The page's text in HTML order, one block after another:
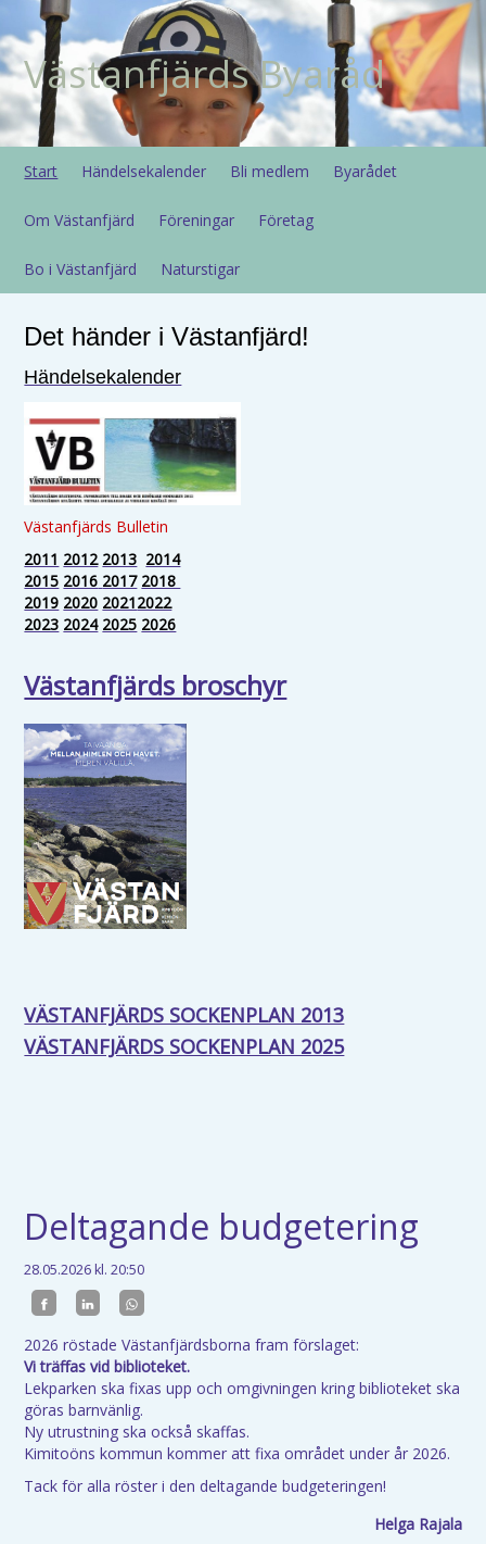
Västanfjärds Byaråd
Start Händelsekalender Bli medlem Byarådet
Om Västanfjärd Föreningar Företag
Bo i Västanfjärd Naturstigar
Det händer i Västanfjärd!
Händelsekalender
Västanfjärds Bulletin
2011 2012 2013 2014
2015 2016 2017 2018
2019 2020 20212022
2023 2024 2025 2026
Västanfjärds broschyr
VÄSTANFJÄRDS SOCKENPLAN 2013
VÄSTANFJÄRDS SOCKENPLAN 2025
Deltagande budgetering
28.05.2026kl. 20:50
2026 röstade Västanfjärdsborna fram förslaget:
Vi träffas vid biblioteket.
Lekparken ska fixas upp och omgivningen kring biblioteket ska
göras barnvänlig.
Ny utrustning ska också skaffas.
Kimitoöns kommun kommer att fixa området under år 2026.
Tack för alla röster i den deltagande budgeteringen!
Helga Rajala